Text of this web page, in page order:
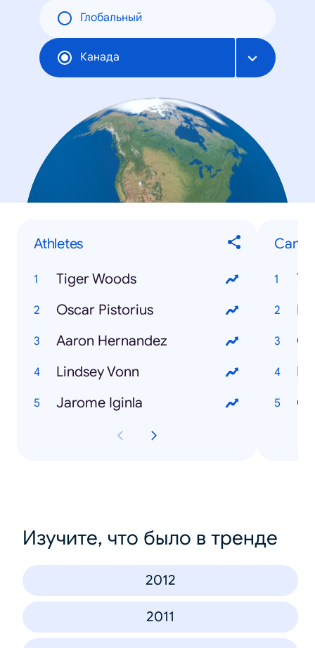
Глобальный
Канада
Athletes
Tiger Woods
Oscar Pistorius
Aaron Hernandez
Lindsey Vonn
Jarome Iginla
Изучите, что было в тренде
2012
2011